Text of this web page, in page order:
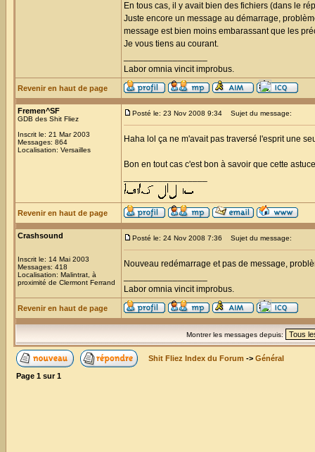
En tous cas, il y avait bien des fichiers (dans le
Juste encore un message au démarrage,
message est bien moins embarassant que les
Je vous tiens au courant.
Labor omnia vincit improbus.
Revenir en haut de page
Fremen^SF
GDB des Shit Fliez
Inscrit le: 21 Mar 2003
Messages: 864
Localisation: Versailles
Posté le: 23 Nov 2008 9:34 Sujet du message:
Haha lol ça ne m'avait pas traversé l'esprit une
Bon en tout cas c'est bon à savoir que cette
Revenir en haut de page
Crashsound
Inscrit le: 14 Mai 2003
Messages: 418
Localisation: Malintrat, à
proximité de Clermont Ferrand
Posté le: 24 Nov 2008 7:36 Sujet du message:
Nouveau redémarrage et pas de message,
Labor omnia vincit improbus.
Revenir en haut de page
Montrer les messages depuis:
Shit Fliez Index du Forum -> Général
Page 1 sur1